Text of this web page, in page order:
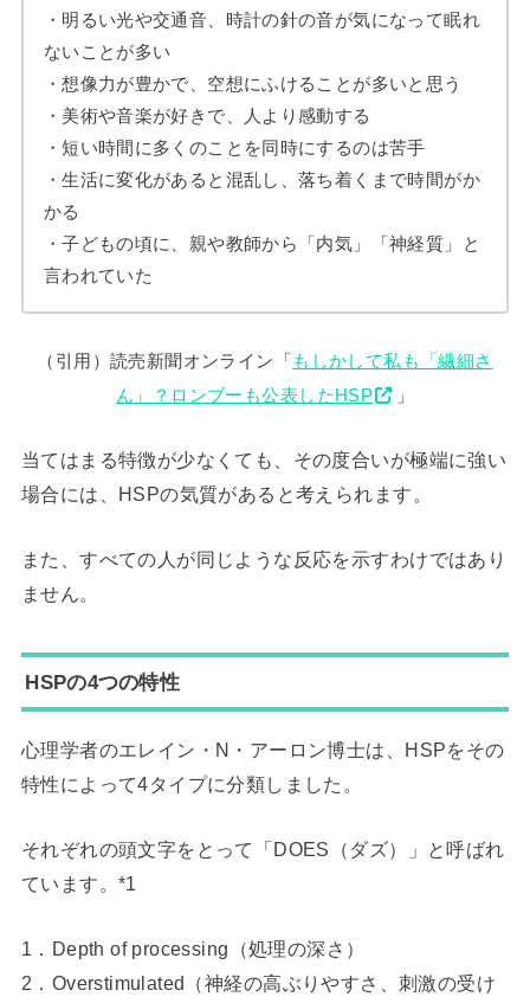
・明るい光や交通音、時計の針の音が気になって眠れ
ないことが多い
・想像力が豊かで、空想にふけることが多いと思う
・美術や音楽が好きで、人より感動する
・短い時間に多くのことを同時にするのは苦手
・生活に変化があると混乱し、落ち着くまで時間がか
かる
・子どもの頃に、親や教師から「内気」「神経質」と
言われていた
（引用）読売新聞オンライン「 もしかして私も「繊細さ
ん」？ロンブーも公表したHSP
」
当てはまる特徴が少なくても、その度合いが極端に強い
場合には、HSPの気質があると考えられます。
また、すべての人が同じような反応を示すわけではあり
ません。
HSPの4つの特性
心理学者のエレイン・N・アーロン博士は、HSPをその
特性によって4タイプに分類しました。
それぞれの頭文字をとって「DOES（ダズ）」と呼ばれ
ています。*1
1．Depth of processing（処理の深さ）
2．Overstimulated（神経の高ぶりやすさ、刺激の受け